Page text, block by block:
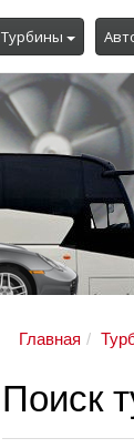
Турбины
Главная
Поиск